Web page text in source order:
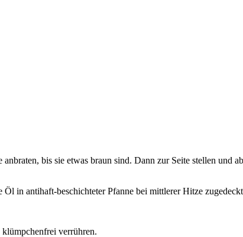
bis sie etwas braun sind. Dann zur Seite stellen und
in antihaft-beschichteter Pfanne bei mittlerer Hitze
verrühren.